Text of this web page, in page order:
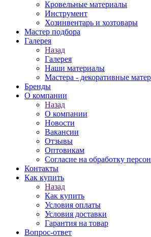
Кровельные материалы
Инструмент
Хозинвентарь и хозтовары
Мастер подбора
Галерея
Назад
Галерея
Наши материалы
Мастера - декоративные
Бренды
О компании
Назад
О компании
Новости
Вакансии
Отзывы
Оптовикам
Cогласие на обработку
Контакты
Как купить
Назад
Как купить
Условия оплаты
Условия доставки
Гарантия на товар
Вопрос-ответ